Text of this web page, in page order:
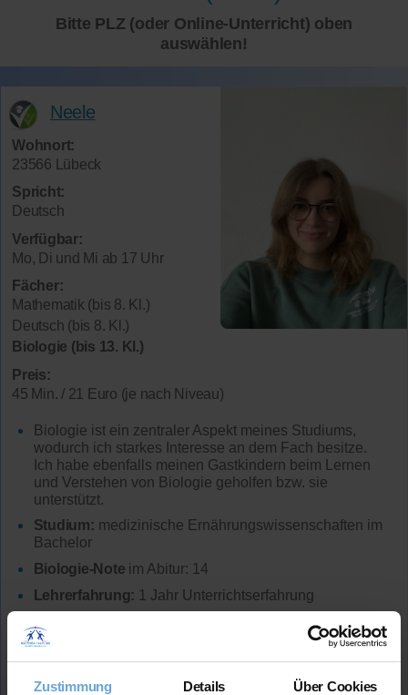
Zustimmung Details Über Cookies
Bitte PLZ (oder Online-Unterricht) oben
auswählen!
Neele
Wohnort:
23566 Lübeck
Spricht:
Deutsch
Verfügbar:
Mo, Di und Mi ab 17 Uhr
Fächer:
Mathematik (bis 8. Kl.)
Deutsch (bis 8. Kl.)
Biologie (bis 13. Kl.)
Preis:
45 Min. / 21 Euro (je nach Niveau)
Biologie ist ein zentraler Aspekt meines Studiums,
wodurch ich starkes Interesse an dem Fach besitze.
Ich habe ebenfalls meinen Gastkindern beim Lernen
und Verstehen von Biologie geholfen bzw. sie
unterstützt.
Studium: medizinische Ernährungswissenschaften im
Bachelor
Biologie-Note im Abitur: 14
Lehrerfahrung: 1 Jahr Unterrichtserfahrung
über Nachhilfe-
Team.net unterrichtet